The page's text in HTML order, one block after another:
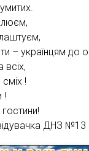
– українцям до
всіх,
!
!
ДНЗ №13